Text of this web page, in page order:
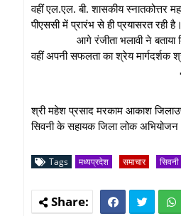
वहीं एल.एल. बी. शासकीय स्नातकोत्तर
पीएससी में प्रारंभ से ही प्रयासरत रही है।
आगे रंजीता भलावी ने
वहीं अपनी सफलता का श्रेय मार्गदर्शक
श्री महेश प्रसाद मरकाम आकाश
सिवनी के सहायक जिला लोक अभियोजन
Tags मध्यप्रदेश समाचार सिवनी